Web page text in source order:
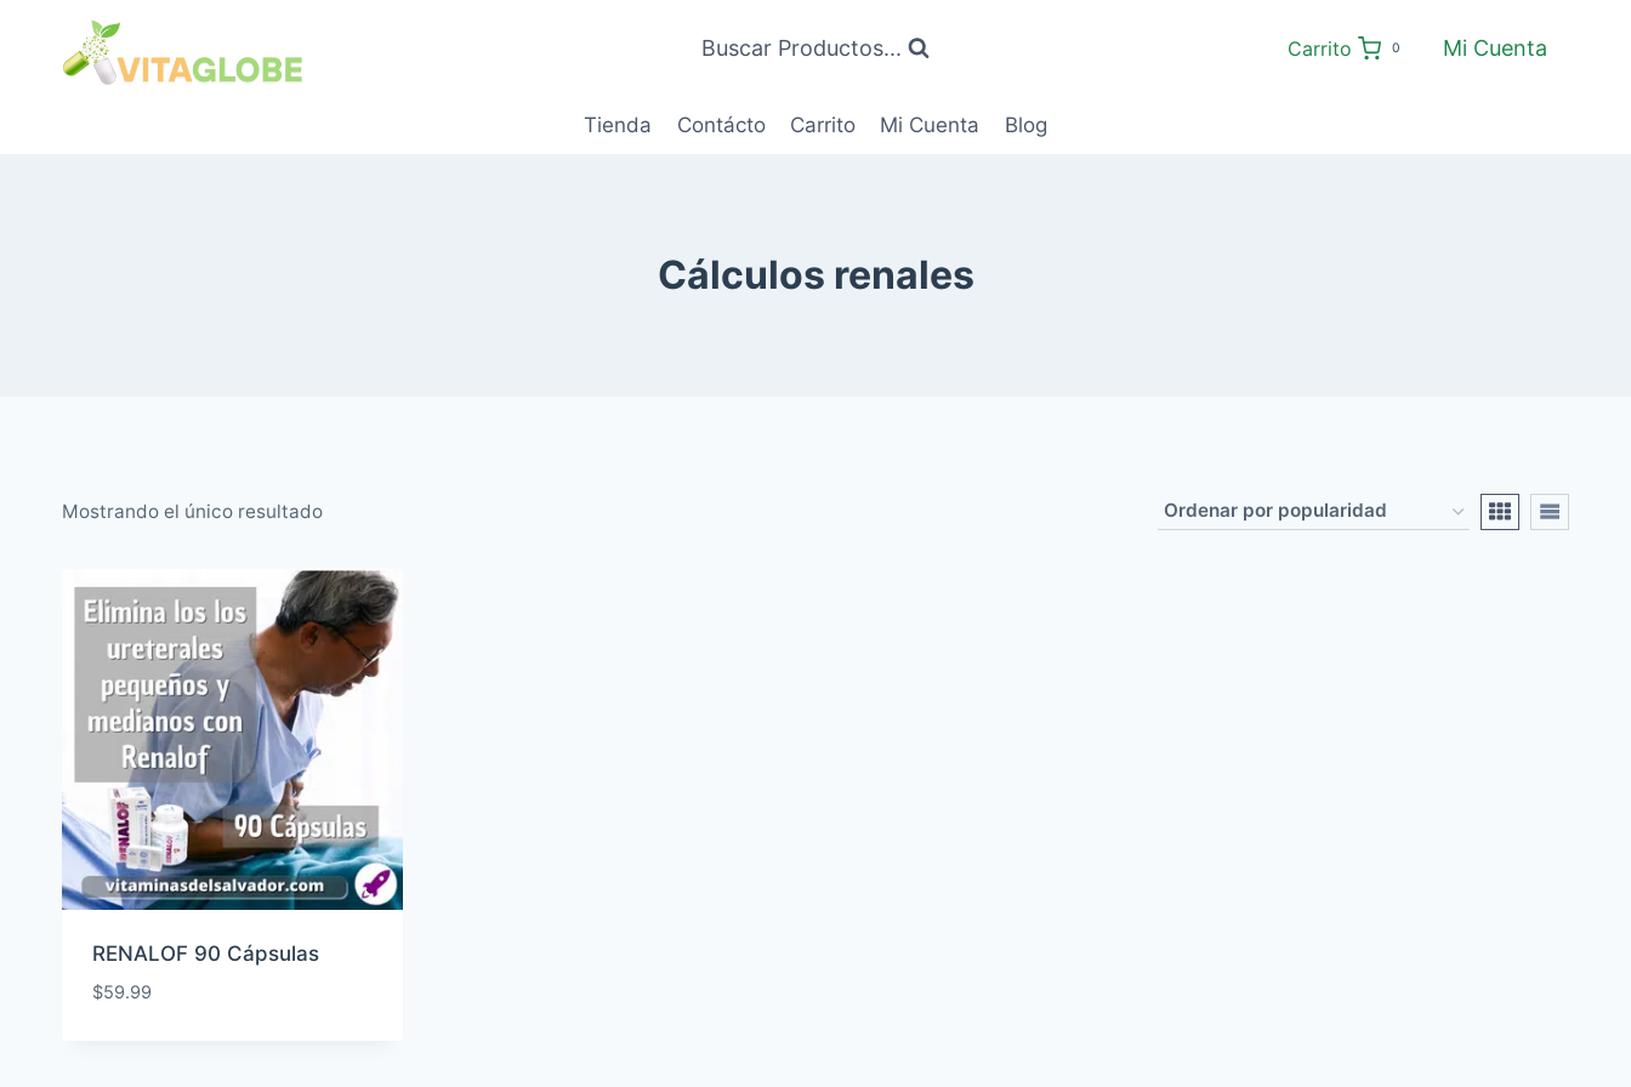
Contenido
Buscar Productos... Carrito 0 Mi Cuenta
Tienda Contácto Carrito Mi Cuenta Blog
Cálculos renales
Mostrando el único resultado
RENALOF 90 Cápsulas
$59.99